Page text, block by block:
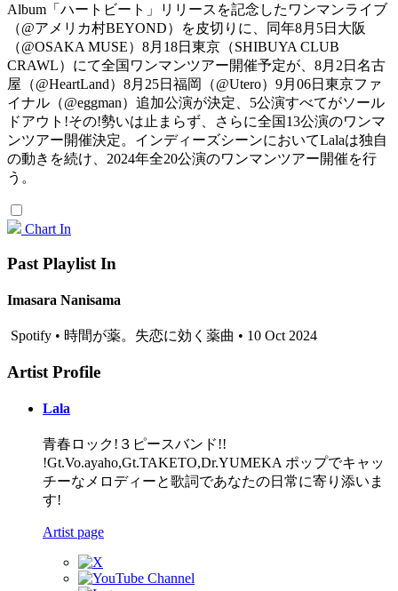
Album「ハートビート」リリースを記念したワンマンライブ
（@アメリカ村BEYOND）を皮切りに、同年8月5日大阪
（@OSAKA MUSE）8月18日東京（SHIBUYA CLUB
CRAWL）にて全国ワンマンツアー開催予定が、8月2日名古
屋（@HeartLand）8月25日福岡（@Utero）9月06日東京ファ
イナル（@eggman）追加公演が決定、5公演すべてがソール
ドアウト!その!勢いは止まらず、さらに全国13公演のワンマ
ンツアー開催決定。インディーズシーンにおいてLalaは独自
の動きを続け、2024年全20公演のワンマンツアー開催を行
う。
Chart In
Past Playlist In
Imasara Nanisama
Spotify • 時間が薬。失恋に効く薬曲 • 10 Oct 2024
Artist Profile
Lala
青春ロック!３ピースバンド!!
!Gt.Vo.ayaho,Gt.TAKETO,Dr.YUMEKA ポップでキャッ
チーなメロディーと歌詞であなたの日常に寄り添いま
す!
Artist page